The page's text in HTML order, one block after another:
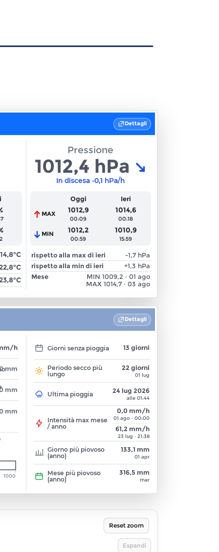
Dettagli
14,8°C
Pressione
1012,4 hPa
In discesa -0,1 hPa/h
Oggi Ieri
MAX 1012,9
00:09
1014,6
00:18
MIN 1012,2
00:59
1010,9
15:59
rispetto alla max di ieri -1,7 hPa
rispetto alla min di ieri
+1,3 hPa
Mese
MIN 1009,2 · 01 ago
MAX 1014,7 · 03 ago
Dettagli
h
mm
mm
mm
1000
Giorni senza pioggia 13 giorni
Periodo secco più
lungo
22 giorni
01 lug
Ultima pioggia 24 lug 2026
alle 01:44
Intensità max mese
/ anno
0,0 mm/h
01 ago · 00:00
61,2 mm/h
23 lug · 21:38
Giorno più piovoso
(anno)
133,1 mm
01 apr
Mese più piovoso
(anno)
316,5 mm
mar
Reset zoom
Espandi